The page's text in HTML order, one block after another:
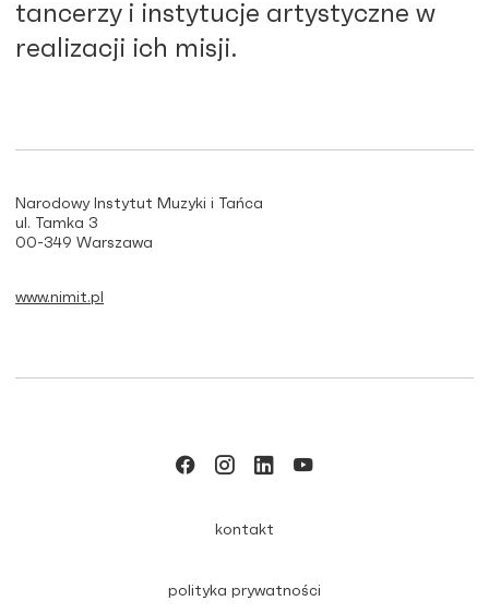
tancerzy i instytucje artystyczne w
realizacji ich misji.
Narodowy Instytut Muzyki i Tańca
ul. Tamka 3
00-349 Warszawa
www.nimit.pl
kontakt
polityka prywatności